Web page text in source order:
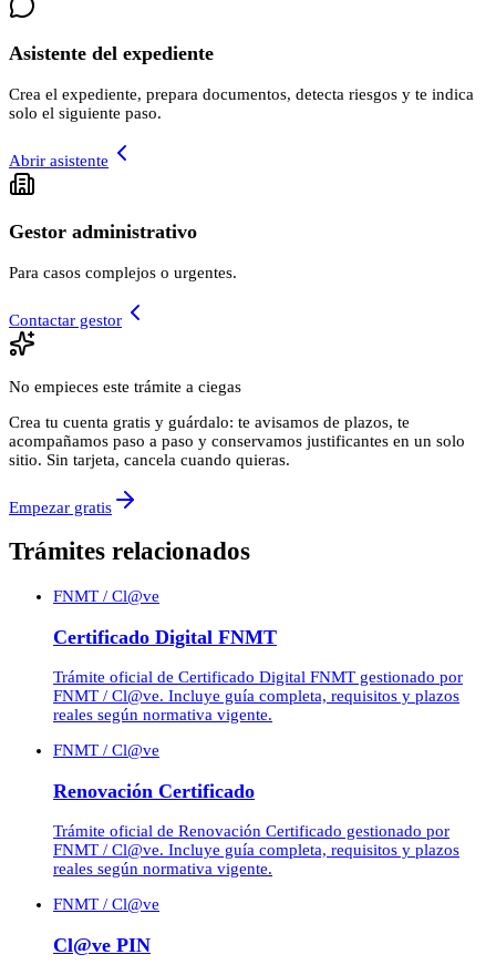
Asistente del expediente
Crea el expediente, prepara documentos, detecta riesgos y te indica
solo el siguiente paso.
Abrir asistente
Gestor administrativo
Para casos complejos o urgentes.
Contactar gestor
No empieces este trámite a ciegas
Crea tu cuenta gratis y guárdalo: te avisamos de plazos, te
acompañamos paso a paso y conservamos justificantes en un solo
sitio. Sin tarjeta, cancela cuando quieras.
Empezar gratis
Trámites relacionados
FNMT / Cl@ve
Certificado Digital FNMT
Trámite oficial de Certificado Digital FNMT gestionado por
FNMT / Cl@ve. Incluye guía completa, requisitos y plazos
reales según normativa vigente.
FNMT / Cl@ve
Renovación Certificado
Trámite oficial de Renovación Certificado gestionado por
FNMT / Cl@ve. Incluye guía completa, requisitos y plazos
reales según normativa vigente.
FNMT / Cl@ve
Cl@ve PIN